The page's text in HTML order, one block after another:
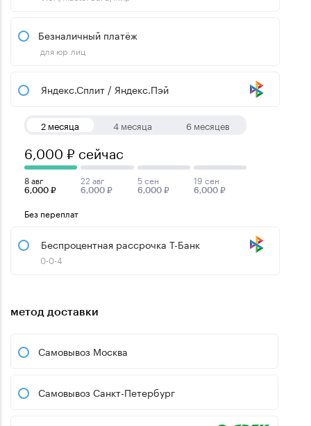
Безналичный платёж
для юр.лиц
Яндекс.Сплит / Яндекс.Пэй
2 месяца 4 месяца 6 месяцев
6,000 ₽ сейчас
8 авг
6,000 ₽
22 авг
6,000 ₽
5 сен
6,000 ₽
19 сен
6,000 ₽
Без переплат
Беспроцентная рассрочка Т-Банк
0-0-4
метод доставки
Самовывоз Москва
Самовывоз Санкт-Петербург